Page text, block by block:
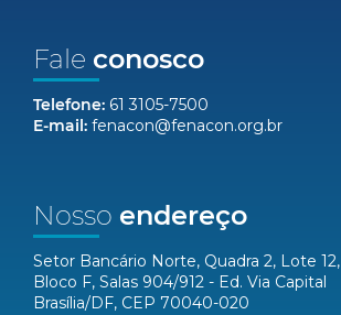
Fale conosco
Telefone: 61 3105-7500
E-mail: fenacon@fenacon.org.br
Nosso endereço
Setor Bancário Norte, Quadra 2, Lote 12,
Bloco F, Salas 904/912 - Ed. Via Capital
Brasília/DF, CEP 70040-020